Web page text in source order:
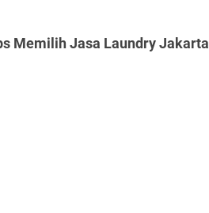
Memilih Jasa Laundry Jakarta